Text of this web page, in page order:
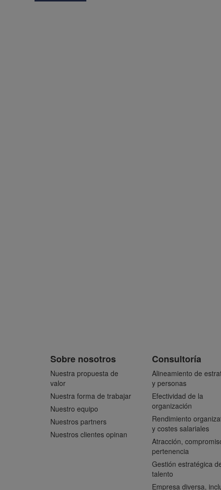
Sobre nosotros
Nuestra propuesta de
valor
Nuestra forma de trabajar
Nuestro equipo
Nuestros partners
Nuestros clientes opinan
Consultoría
Alineamiento de
y personas
Efectividad de la
organización
Rendimiento
y costes salariales
Atracción,
pertenencia
Gestión estratégica
talento
Empresa diversa,